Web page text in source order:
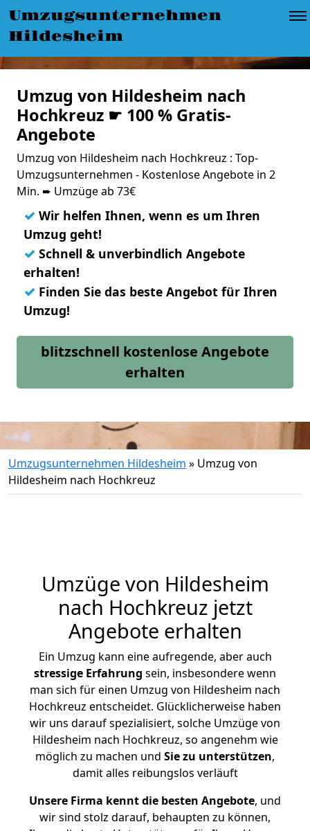
Umzugsunternehmen
Hildesheim
Umzug von Hildesheim nach
Hochkreuz ☛ 100 % Gratis-
Angebote
Umzug von Hildesheim nach Hochkreuz : Top-
Umzugsunternehmen - Kostenlose Angebote in 2
Min. ➨ Umzüge ab 73€
✓ Wir helfen Ihnen, wenn es um Ihren
Umzug geht!
✓ Schnell & unverbindlich Angebote
erhalten!
✓ Finden Sie das beste Angebot für Ihren
Umzug!
blitzschnell kostenlose Angebote
erhalten
Umzugsunternehmen Hildesheim » Umzug von
Hildesheim nach Hochkreuz
Umzüge von Hildesheim
nach Hochkreuz jetzt
Angebote erhalten
Ein Umzug kann eine aufregende, aber auch
stressige Erfahrung sein, insbesondere wenn
man sich für einen Umzug von Hildesheim nach
Hochkreuz entscheidet. Glücklicherweise haben
wir uns darauf spezialisiert, solche Umzüge von
Hildesheim nach Hochkreuz, so angenehm wie
möglich zu machen und Sie zu unterstützen,
damit alles reibungslos verläuft
Unsere Firma kennt die besten Angebote, und
wir sind stolz darauf, behaupten zu können,